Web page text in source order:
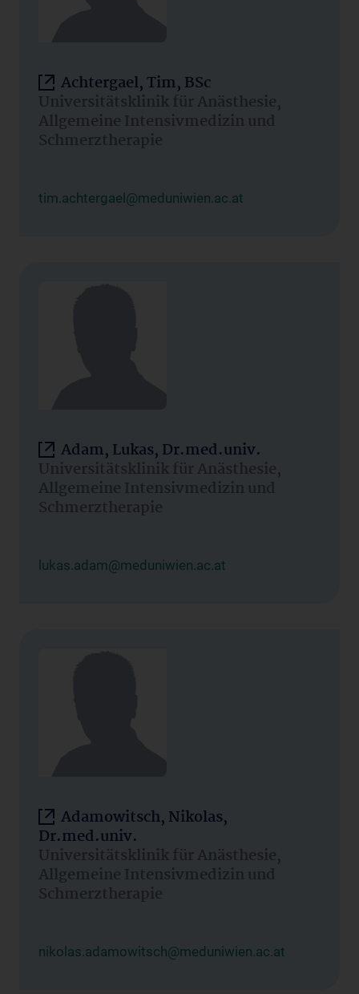
Achtergael, Tim, BSc
Universitätsklinik für Anästhesie,
Allgemeine Intensivmedizin und
Schmerztherapie
tim.achtergael@meduniwien.ac.at
Adam, Lukas, Dr.med.univ.
Universitätsklinik für Anästhesie,
Allgemeine Intensivmedizin und
Schmerztherapie
lukas.adam@meduniwien.ac.at
Adamowitsch, Nikolas,
Dr.med.univ.
Universitätsklinik für Anästhesie,
Allgemeine Intensivmedizin und
Schmerztherapie
nikolas.adamowitsch@meduniwien.ac.at